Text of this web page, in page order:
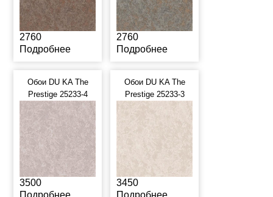
2760
Подробнее
2760
Подробнее
Обои DU KA The
Prestige 25233-4
3500
Подробнее
Обои DU KA The
Prestige 25233-3
3450
Подробнее